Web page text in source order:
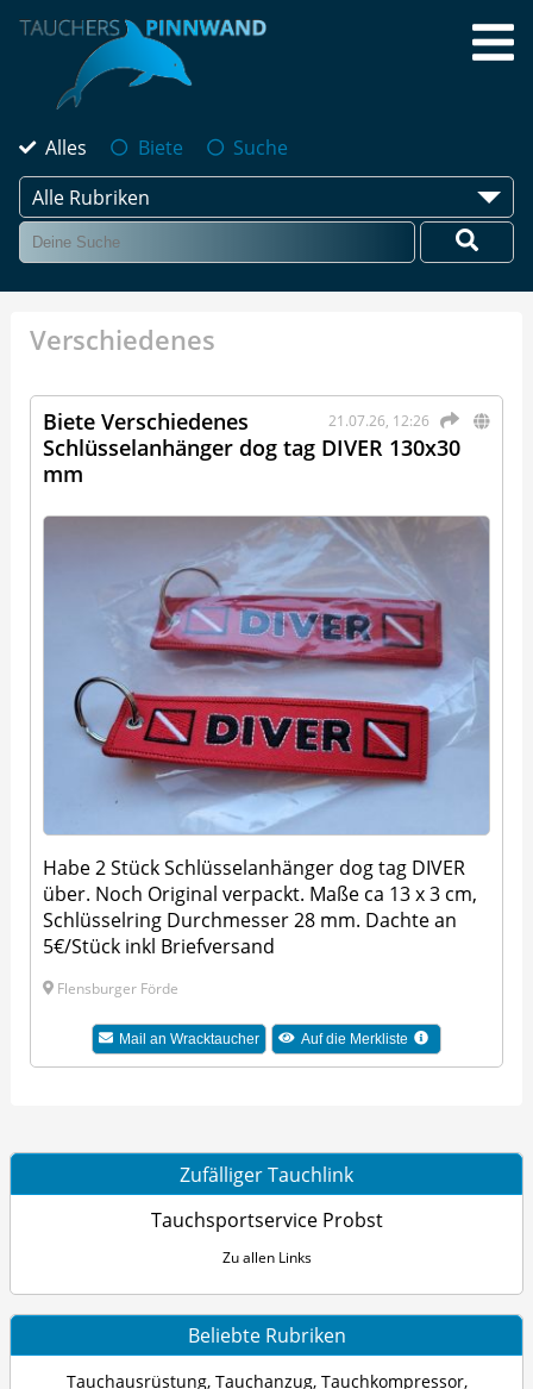
Alles Biete
Suche
Alle Rubriken
Verschiedenes
21.07.26, 12:26
Biete Verschiedenes
Schlüsselanhänger dog tag DIVER 130x30
mm
Habe 2 Stück Schlüsselanhänger dog tag DIVER
über. Noch Original verpackt. Maße ca 13 x 3 cm,
Schlüsselring Durchmesser 28 mm. Dachte an
5€/Stück inkl Briefversand
Flensburger Förde
Mail an Wracktaucher Auf die Merkliste
Zufälliger Tauchlink
Tauchsportservice Probst
Zu allen Links
Beliebte Rubriken
Tauchausrüstung, Tauchanzug, Tauchkompressor,